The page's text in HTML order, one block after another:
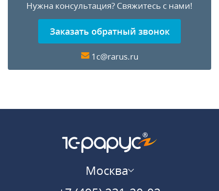
Нужна консультация? Свяжитесь с нами!
Заказать обратный звонок
1c@rarus.ru
Москва